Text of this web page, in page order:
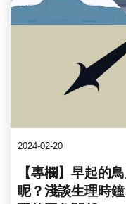
2024-02-20
【專欄】早起的
呢？淺談生理時